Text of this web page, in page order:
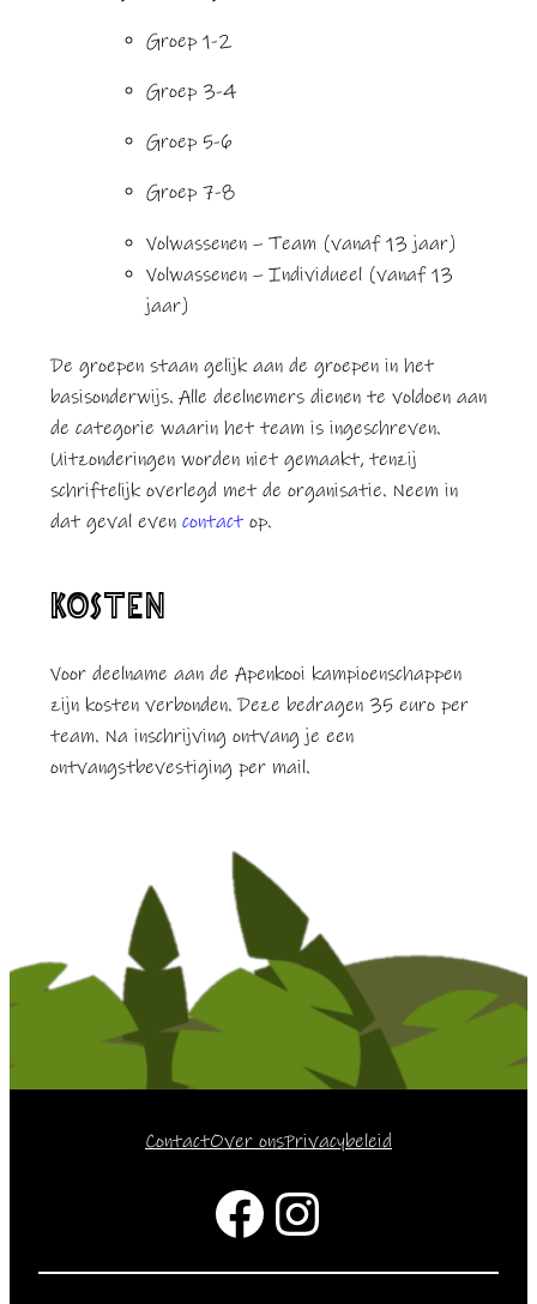
Groep 1-2
Groep 3-4
Groep 5-6
Groep 7-8
Volwassenen – Team (vanaf 13 jaar)
Volwassenen – Individueel (vanaf 13
jaar)
De groepen staan gelijk aan de groepen in het
basisonderwijs. Alle deelnemers dienen te voldoen aan
de categorie waarin het team is ingeschreven.
Uitzonderingen worden niet gemaakt, tenzij
schriftelijk overlegd met de organisatie. Neem in
dat geval even contact op.
KOSTEN
Voor deelname aan de Apenkooi kampioenschappen
zijn kosten verbonden. Deze bedragen 35 euro per
team. Na inschrijving ontvang je een
ontvangstbevestiging per mail.
ContactOver onsPrivacybeleid